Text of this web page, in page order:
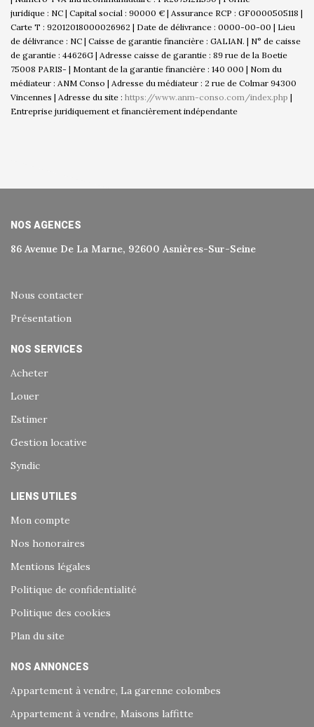
juridique : NC | Capital social : 90000 € | Assurance RCP : GF0000505118 |
Carte T : 92012018000026962 | Date de délivrance : 0000-00-00 | Lieu
de délivrance : NC | Caisse de garantie financière : GALIAN. | N° de caisse
de garantie : 44626G | Adresse caisse de garantie : 89 rue de la Boetie
75008 PARIS- | Montant de la garantie financière : 140 000 | Nom du
médiateur : ANM Conso | Adresse du médiateur : 2 rue de Colmar 94300
Vincennes | Adresse du site : https://www.anm-conso.com/index.php |
Entreprise juridiquement et financièrement indépendante
NOS AGENCES
86 Avenue De La Marne, 92600 Asnières-Sur-Seine
Nous contacter
Présentation
NOS SERVICES
Acheter
Louer
Estimer
Gestion locative
Syndic
LIENS UTILES
Mon compte
Nos honoraires
Mentions légales
Politique de confidentialité
Politique des cookies
Plan du site
NOS ANNONCES
Appartement à vendre, La garenne colombes
Appartement à vendre, Maisons laffitte